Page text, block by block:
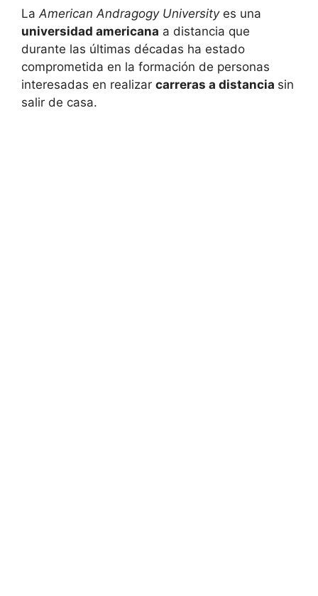
LaAmerican Andragogy Universityes una
universidad americana a distancia que
durante las últimas décadas ha estado
comprometida en la formación de personas
interesadas en realizar carreras a distancia sin
salir de casa.